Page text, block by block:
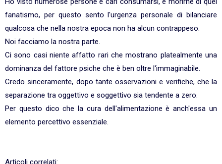
fanatismo, per questo sento l'urgenza personale di bilanciare
qualcosa che nella nostra epoca non ha alcun contrappeso.
Noi facciamo la nostra parte.
Ci sono casi niente affatto rari che mostrano platealmente una
dominanza del fattore psiche che è ben oltre l'immaginabile.
Credo sinceramente, dopo tante osservazioni e verifiche, che la
separazione tra oggettivo e soggettivo sia tendente a zero.
Per questo dico che la cura dell'alimentazione è anch'essa un
elemento percettivo essenziale.
Articoli correlati: